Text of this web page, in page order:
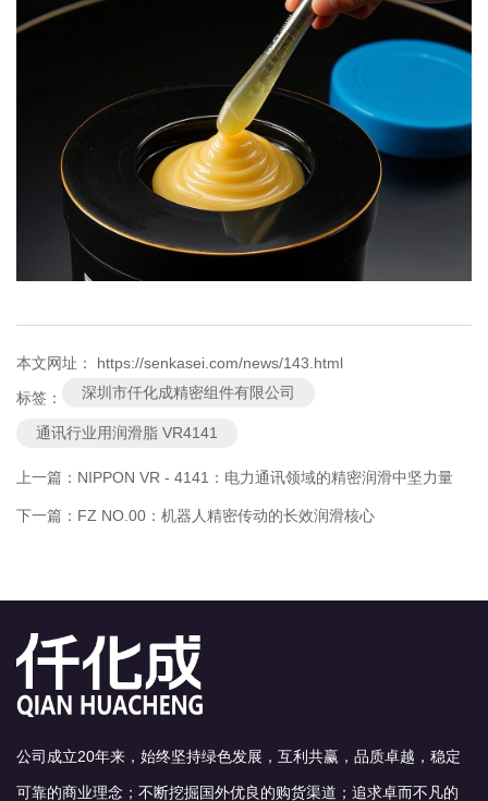
本文网址： https://senkasei.com/news/143.html
标签： 深圳市仟化成精密组件有限公司
通讯行业用润滑脂 VR4141
上一篇： NIPPON VR - 4141：电力通讯领域的精密润滑中坚力量
下一篇： FZ NO.00：机器人精密传动的长效润滑核心
公司成立20年来，始终坚持绿色发展，互利共赢，品质卓越，稳定
可靠的商业理念；不断挖掘国外优良的购货渠道；追求卓而不凡的